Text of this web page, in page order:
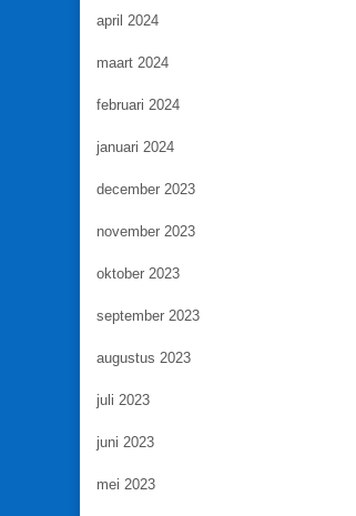
april 2024
maart 2024
februari 2024
januari 2024
december 2023
november 2023
oktober 2023
september 2023
augustus 2023
juli 2023
juni 2023
mei 2023